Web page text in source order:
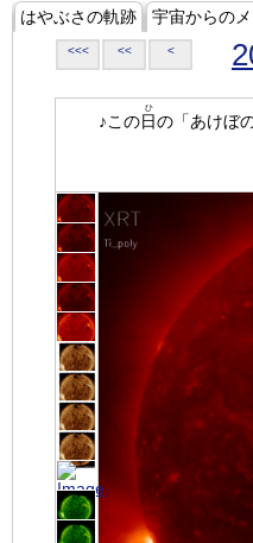
はやぶさの軌跡 宇宙からの
<<< << <
♪この日
ひ
の「あけぼの